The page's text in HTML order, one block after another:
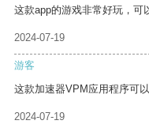
这款app的游戏非常好玩，可
2024-07-19
游客
这款加速器VPM应用程序可
2024-07-19